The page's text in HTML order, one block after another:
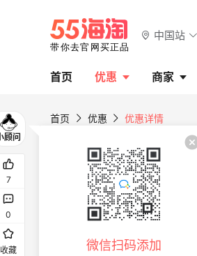
中国站
首页 优惠 商家
首页 优惠 优惠详情
7
0
收藏 微信扫码添加